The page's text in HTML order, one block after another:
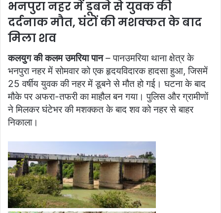
भनपुरा नहर में डूबने से युवक की
दर्दनाक मौत, घंटों की मशक्कत के बाद
मिला शव
कलयुग की कलम उमरिया पान– पानउमरिया थाना क्षेत्र के
भनपुरा नहर में सोमवार को एक हृदयविदारक हादसा हुआ, जिसमें
25 वर्षीय युवक की नहर में डूबने से मौत हो गई। घटना के बाद
मौके पर अफरा-तफरी का माहौल बन गया। पुलिस और ग्रामीणों
ने मिलकर घंटेभर की मशक्कत के बाद शव को नहर से बाहर
निकाला।